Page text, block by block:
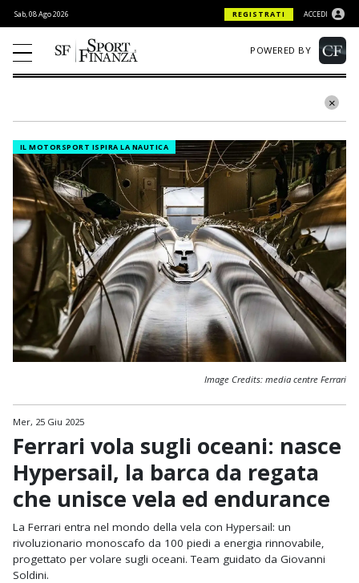
Sab, 08 Ago 2026 REGISTRATI ACCEDI
POWERED BY
Mer, 25 Giu 2025
Ferrari vola sugli oceani: nasce
Hypersail, la barca da regata
che unisce vela ed endurance
La Ferrari entra nel mondo della vela con Hypersail: un
rivoluzionario monoscafo da 100 piedi a energia rinnovabile,
progettato per volare sugli oceani. Team guidato da Giovanni
Soldini.
IL MOTORSPORT ISPIRA LA NAUTICA
Image Credits: media centre Ferrari